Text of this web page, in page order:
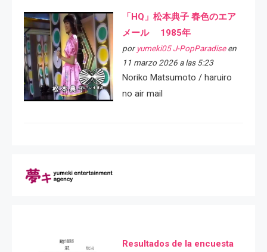
「HQ」松本典子 春色のエア
メール 1985年
por yumeki05 J-PopParadiseen
11 marzo 2026 a las 5:23
Noriko Matsumoto / haruiro
no air mail
Resultados de la encuesta